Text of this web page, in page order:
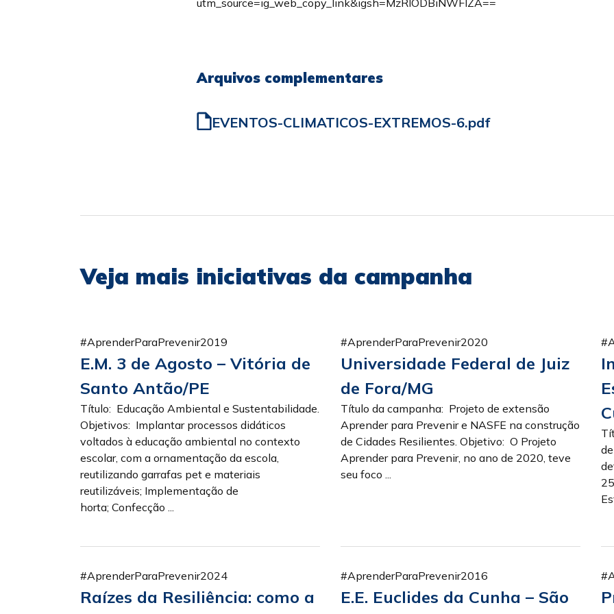
utm_source=ig_web_copy_link&igsh=MzRlODBiNWFlZA==
Arquivos complementares
EVENTOS-CLIMATICOS-EXTREMOS-6.pdf
Veja mais iniciativas da campanha
#AprenderParaPrevenir2019
E.M. 3 de Agosto – Vitória de
Santo Antão/PE
Título: Educação Ambiental e Sustentabilidade.
Objetivos: Implantar processos didáticos
voltados à educação ambiental no contexto
escolar, com a ornamentação da escola,
reutilizando garrafas pet e materiais
reutilizáveis; Implementação de
horta; Confecção ...
#AprenderParaPrevenir2020
Universidade Federal de Juiz
de Fora/MG
Título da campanha: Projeto de extensão
Aprender para Prevenir e NASFE na construção
de Cidades Resilientes. Objetivo: O Projeto
Aprender para Prevenir, no ano de 2020, teve
seu foco ...
#AprenderParaPrevenir2024
Raízes da Resiliência: como a
#AprenderParaPrevenir2016
E.E. Euclides da Cunha – São